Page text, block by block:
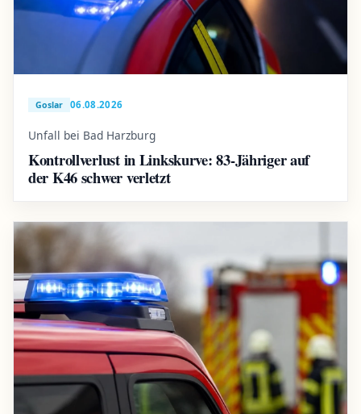
Goslar 06.08.2026
Unfall bei Bad Harzburg
Kontrollverlust in Linkskurve: 83-Jähriger auf
der K46 schwer verletzt